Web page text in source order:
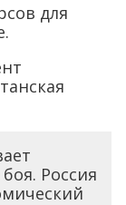
для
Россия